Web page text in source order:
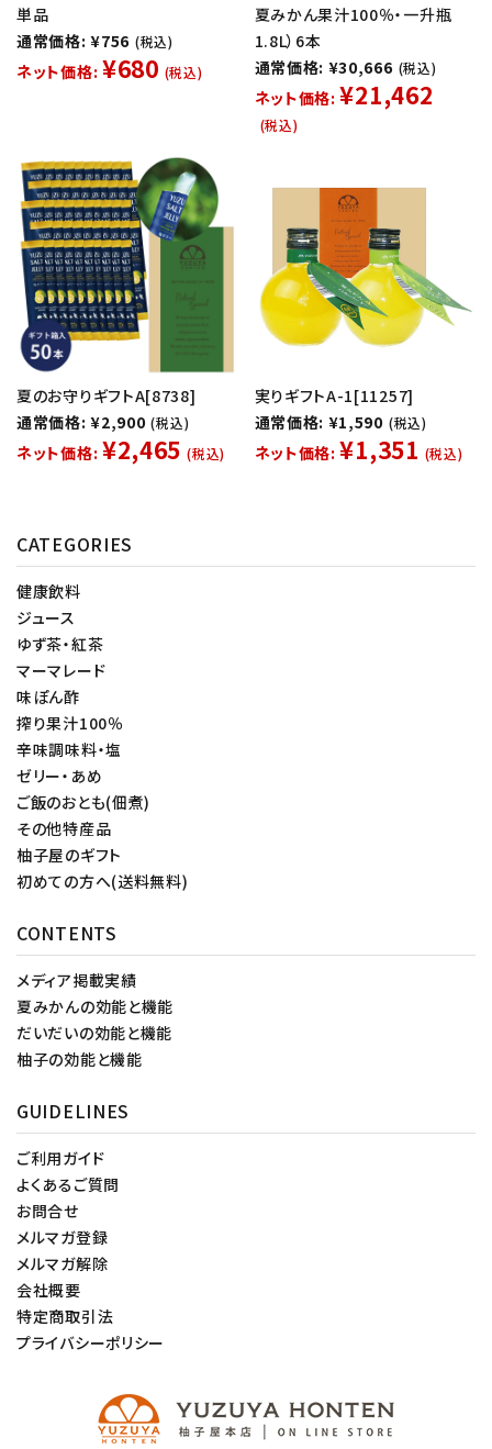
単品
通常価格: ¥756 (税込)
ネット価格: ¥680 (税込)
夏みかん果汁100％・一升瓶
1.8L）6本
通常価格: ¥30,666 (税込)
ネット価格: ¥21,462
(税込)
夏のお守りギフトA[8738]
通常価格: ¥2,900 (税込)
ネット価格: ¥2,465 (税込)
実りギフトA-1[11257]
通常価格: ¥1,590 (税込)
ネット価格: ¥1,351 (税込)
CATEGORIES
健康飲料
ジュース
ゆず茶・紅茶
マーマレード
味ぽん酢
搾り果汁100％
辛味調味料・塩
ゼリー・あめ
ご飯のおとも(佃煮)
その他特産品
柚子屋のギフト
初めての方へ(送料無料)
CONTENTS
メディア掲載実績
夏みかんの効能と機能
だいだいの効能と機能
柚子の効能と機能
GUIDELINES
ご利用ガイド
よくあるご質問
お問合せ
メルマガ登録
メルマガ解除
会社概要
特定商取引法
プライバシーポリシー